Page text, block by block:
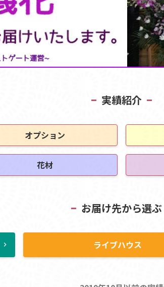
実績紹介
オプション
花材
お届け先から選ぶ
chevron_right ライブハウス